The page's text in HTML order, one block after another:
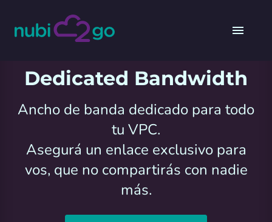
Dedicated Bandwidth
Ancho de banda dedicado para todo
tu VPC.
Asegurá un enlace exclusivo para
vos, que no compartirás con nadie
más.